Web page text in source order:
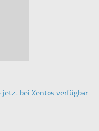
jetzt bei Xentos verfügbar